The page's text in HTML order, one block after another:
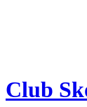
Club